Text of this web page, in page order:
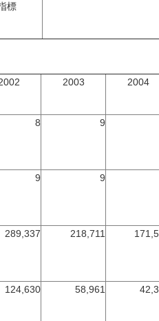
標
2003 2004
8 9
9 9
289,337 218,711
124,630 58,961